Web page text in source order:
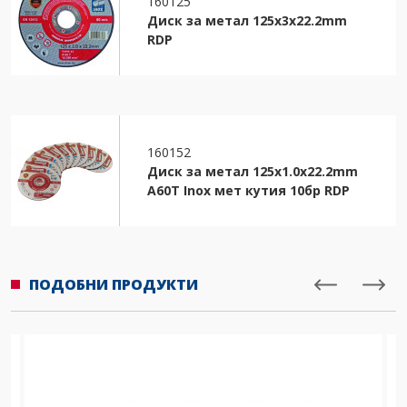
Диск за метал 125х3х22.2mm
RDP
160152
Диск за метал 125х1.0х22.2mm
A60T Inox мет кутия 10бр RDP
ПОДОБНИ ПРОДУКТИ